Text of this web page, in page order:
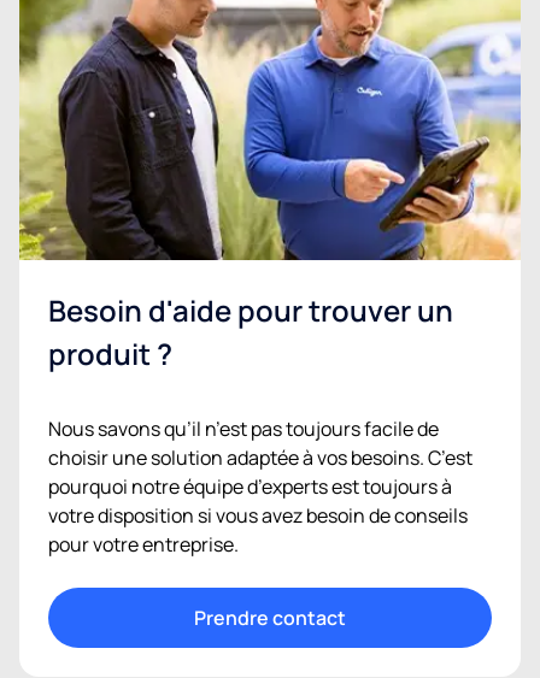
Besoin d'aide pour trouver un
produit ?
Nous savons qu’il n’est pas toujours facile de
choisir une solution adaptée à vos besoins. C’est
pourquoi notre équipe d’experts est toujours à
votre disposition si vous avez besoin de conseils
pour votre entreprise.
Prendre contact